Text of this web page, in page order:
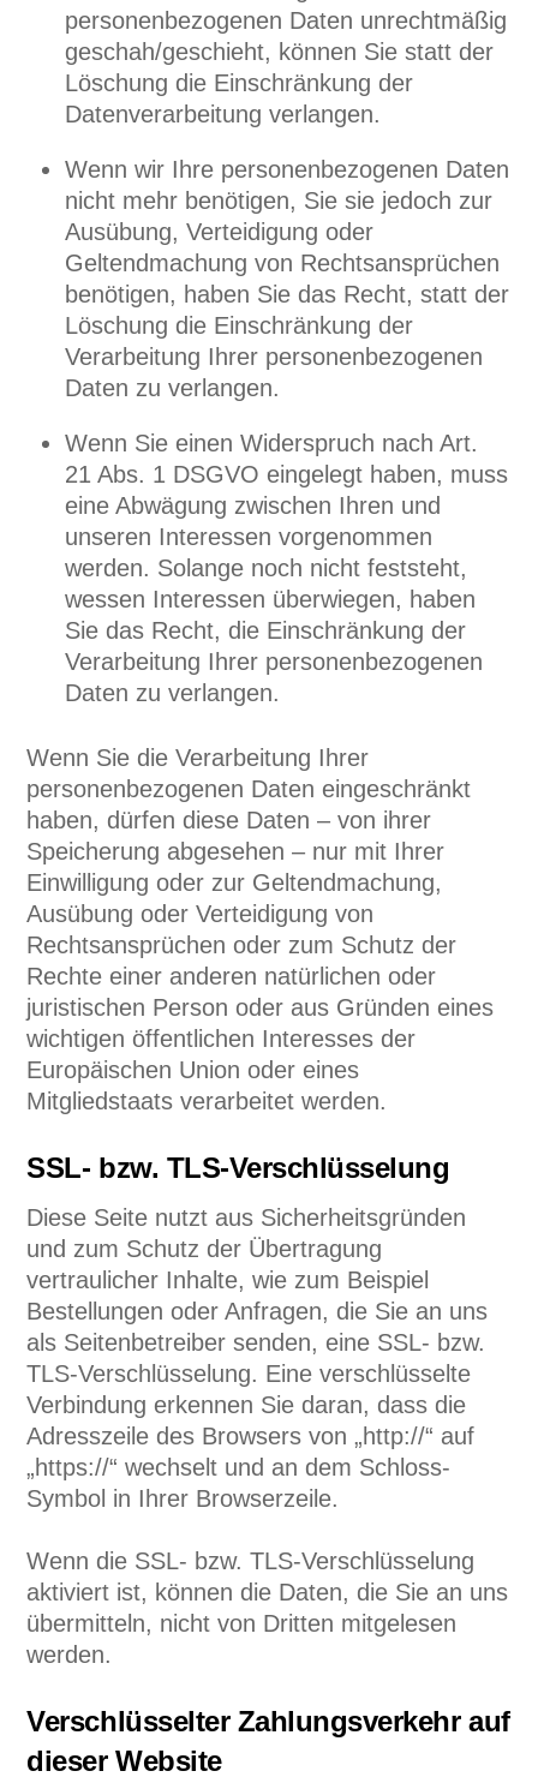
personenbezogenen Daten unrechtmäßig
geschah/geschieht, können Sie statt der
Löschung die Einschränkung der
Datenverarbeitung verlangen.
Wenn wir Ihre personenbezogenen Daten
nicht mehr benötigen, Sie sie jedoch zur
Ausübung, Verteidigung oder
Geltendmachung von Rechtsansprüchen
benötigen, haben Sie das Recht, statt der
Löschung die Einschränkung der
Verarbeitung Ihrer personenbezogenen
Daten zu verlangen.
Wenn Sie einen Widerspruch nach Art.
21 Abs. 1 DSGVO eingelegt haben, muss
eine Abwägung zwischen Ihren und
unseren Interessen vorgenommen
werden. Solange noch nicht feststeht,
wessen Interessen überwiegen, haben
Sie das Recht, die Einschränkung der
Verarbeitung Ihrer personenbezogenen
Daten zu verlangen.
Wenn Sie die Verarbeitung Ihrer
personenbezogenen Daten eingeschränkt
haben, dürfen diese Daten – von ihrer
Speicherung abgesehen – nur mit Ihrer
Einwilligung oder zur Geltendmachung,
Ausübung oder Verteidigung von
Rechtsansprüchen oder zum Schutz der
Rechte einer anderen natürlichen oder
juristischen Person oder aus Gründen eines
wichtigen öffentlichen Interesses der
Europäischen Union oder eines
Mitgliedstaats verarbeitet werden.
SSL- bzw. TLS-Verschlüsselung
Diese Seite nutzt aus Sicherheitsgründen
und zum Schutz der Übertragung
vertraulicher Inhalte, wie zum Beispiel
Bestellungen oder Anfragen, die Sie an uns
als Seitenbetreiber senden, eine SSL- bzw.
TLS-Verschlüsselung. Eine verschlüsselte
Verbindung erkennen Sie daran, dass die
Adresszeile des Browsers von „http://“ auf
„https://“ wechselt und an dem Schloss-
Symbol in Ihrer Browserzeile.
Wenn die SSL- bzw. TLS-Verschlüsselung
aktiviert ist, können die Daten, die Sie an uns
übermitteln, nicht von Dritten mitgelesen
werden.
Verschlüsselter Zahlungsverkehr auf
dieser Website